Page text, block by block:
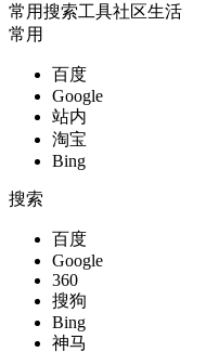
常用搜索工具社区生活
常用
百度
Google
站内
淘宝
Bing
搜索
百度
Google
360
搜狗
Bing
神马